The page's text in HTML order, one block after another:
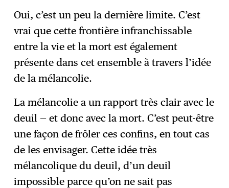
Oui, c’est un peu la dernière limite. C’est
vrai que cette frontière infranchissable
entre la vie et la mort est également
présente dans cet ensemble à travers l’idée
de la mélancolie.
La mélancolie a un rapport très clair avec le
deuil — et donc avec la mort. C’est peut-être
une façon de frôler ces confins, en tout cas
de les envisager. Cette idée très
mélancolique du deuil, d’un deuil
impossible parce qu’on ne sait pas